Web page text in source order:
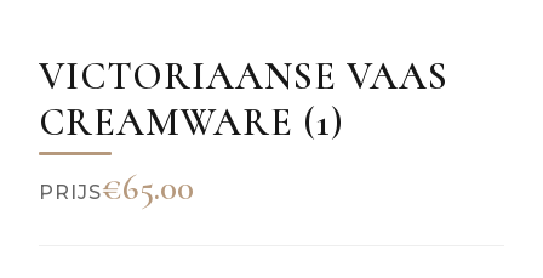
VICTORIAANSE VAAS
CREAMWARE (1)
PRIJS€65.00